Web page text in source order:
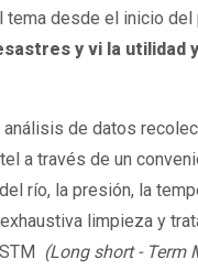
desde el inicio del
y vi la utilidad
de datos
a través de un
río, la presión, la
limpieza y
(Long short - Term